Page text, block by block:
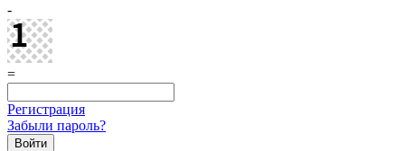
-
=
Регистрация
Забыли пароль?